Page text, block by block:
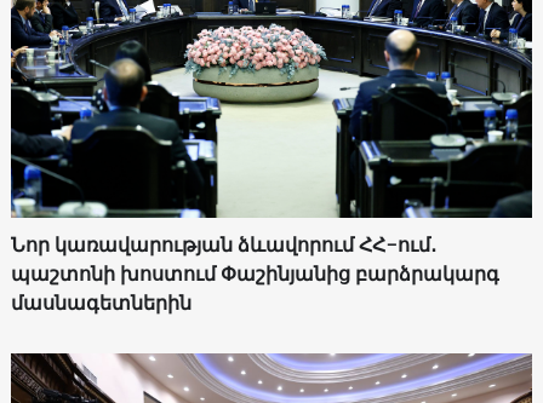
Նոր կառավարության ձևավորում ՀՀ-ում․
պաշտոնի խոստում Փաշինյանից բարձրակարգ
մասնագետներին